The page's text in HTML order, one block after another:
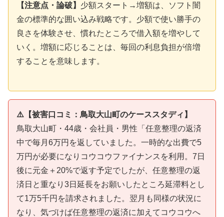
【注意点・論破】 少額スタート→増額は、ソフト闇
金の標準的な囲い込み戦略です。少額で使い勝手の
良さを体験させ、慣れたところで借入額を増やして
いく。増額に応じることは、毎回の利息負担が倍増
することを意味します。
⚠️【被害口コミ：鳥取大山町のケーススタディ】
鳥取大山町・44歳・会社員・男性「任意整理の返済
中で毎月6万円を返していました。一時的な出費で5
万円が必要になりコウコウファイナンスを利用。7日
後に元金＋20%で返す予定でしたが、任意整理の返
済日と重なり3日延長をお願いしたところ延滞料とし
て1万5千円を請求されました。翌月も同様の状況に
なり、気づけば任意整理の返済に加えてコウコウへ